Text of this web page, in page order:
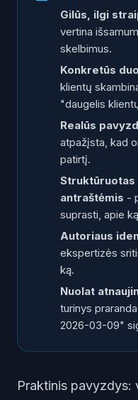
Gilūs, ilgi
vertina
skelbimus.
Konkretūs
klientų
"daugelis
Realūs
atpažįsta, kad
patirtį.
Struktūruotas
antraštėmis -
suprasti, apie
Autoriaus
ekspertizės
ką.
Nuolat
turinys
2026-03-09"
Praktinis pavyzdys: